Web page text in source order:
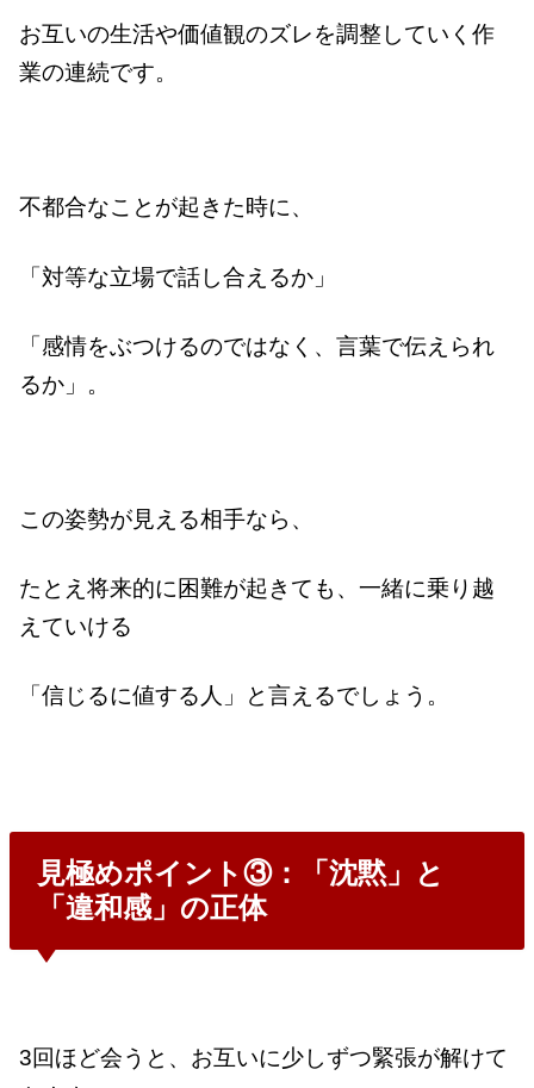
お互いの生活や価値観のズレを調整していく作
業の連続です。
不都合なことが起きた時に、
「対等な立場で話し合えるか」
「感情をぶつけるのではなく、言葉で伝えられ
るか」。
この姿勢が見える相手なら、
たとえ将来的に困難が起きても、一緒に乗り越
えていける
「信じるに値する人」と言えるでしょう。
見極めポイント③：「沈黙」と
「違和感」の正体
3回ほど会うと、お互いに少しずつ緊張が解けて